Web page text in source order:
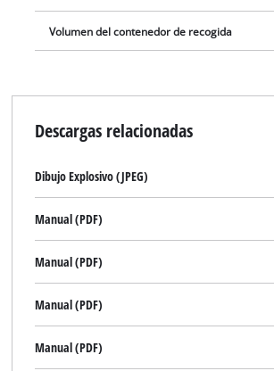
Volumen del contenedor de recogida
Descargas relacionadas
Dibujo Explosivo (JPEG)
Manual (PDF)
Manual (PDF)
Manual (PDF)
Manual (PDF)